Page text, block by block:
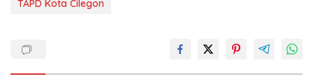
TAPD Kota Cilegon